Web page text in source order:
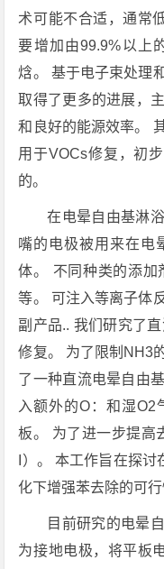
术可能不合适，通常
要增加由99.9%以上
焓。 基于电子束处理
取得了更多的进展，
和良好的能源效率。
用于VOCs修复，初
的。
在电晕自由基淋
嘴的电极被用来在电
体。 不同种类的添加
等。 可注入等离子体
副产品.. 我们研究了
修复。 为了限制NH3
了一种直流电晕自由
入额外的O：和湿O2
板。 为了进一步提高
I）。 本工作旨在探
化下增强苯去除的可行
目前研究的电晕
为接地电极，将平板